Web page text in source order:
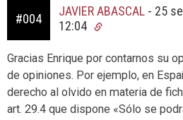
#004
JAVIER ABASCAL - 25
12:04
Gracias Enrique por contarnos su
de opiniones. Por ejemplo, en
derecho al olvido en materia de
art. 29.4 que dispone «Sólo se